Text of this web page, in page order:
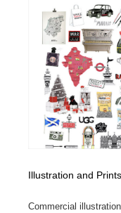
Illustration and
Commercial